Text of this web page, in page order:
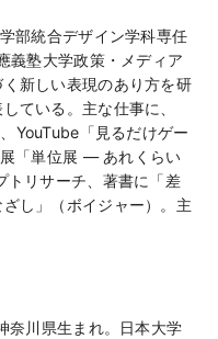
部統合デザイン学科専任
義塾大学政策・メディア
新しい表現のあり方を研
ている。主な仕事に、
YouTube「見るだけゲー
「単位展 — あれくらい
トリサーチ、著書に「差
し」（ボイジャー）。主
奈川県生まれ。日本大学